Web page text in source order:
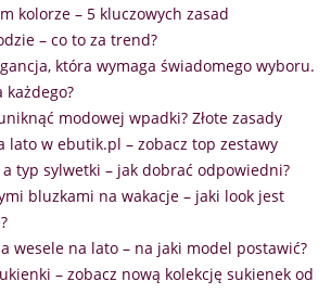
kolorze – 5 kluczowych zasad
– co to za trend?
która wymaga świadomego wyboru.
każdego?
modowej wpadki? Złote zasady
lato w ebutik.pl – zobacz top zestawy
typ sylwetki – jak dobrać odpowiedni?
bluzkami na wakacje – jaki look jest
wesele na lato – na jaki model postawić?
– zobacz nową kolekcję sukienek od